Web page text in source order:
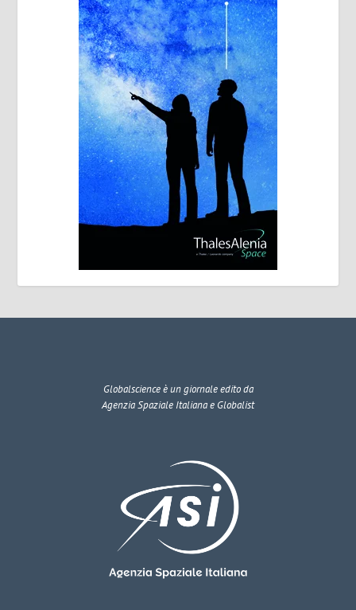
Globalscienceè un giornale edito da
Agenzia Spaziale Italiana e Globalist